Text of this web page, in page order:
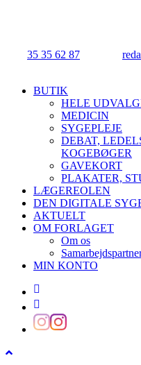
35 35 62 87
Close
BUTIK
HELE
MEDICIN
SYGEPLEJE
DEBAT,
KOGEBØGER
GAVEKORT
PLAKATER,
LÆGEREOLEN
DEN DIGITALE
AKTUELT
OM FORLAGET
Om os
MIN KONTO
facebook
linkedin
instagram